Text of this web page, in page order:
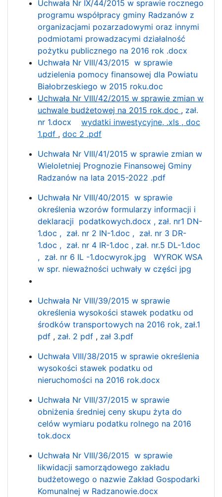
Uchwała Nr IX/44/2015 w sprawie rocznego
programu współpracy gminy Radzanów z
organizacjami pozarzadowymi oraz innymi
podmiotami prowadzacymi działalność
pożytku publicznego na 2016 rok .docx
Uchwała Nr VIII/43/2015 w sprawie
udzielenia pomocy finansowej dla Powiatu
Białobrzeskiego w 2015 roku.doc
Uchwała Nr VIII/42/2015 w sprawie zmian w
uchwale budżetowej na 2015 rok.doc , zał.
nr 1.docx
wydatki inwestycyjne, .xls , doc
1.pdf , doc 2 .pdf
Uchwała Nr VIII/41/2015 w sprawie zmian w
Wieloletniej Prognozie Finansowej Gminy
Radzanów na lata 2015-2022 .pdf
Uchwała Nr VIII/40/2015 w sprawie
określenia wzorów formularzy informacji i
deklaracji podatkowych.docx , zał. nr1 DN-
1.doc , zał. nr 2 IN-1.doc , zał. nr 3 DR-
1.doc , zał. nr 4 IR-1.doc , zał. nr.5 DL-1.doc
, zał. nr 6 IL -1.docwyrok.jpg
WYROK WSA
w spr. nieważności uchwały w części jpg
Uchwała Nr VIII/39/2015 w sprawie
określenia wysokości stawek podatku od
środków transportowych na 2016 rok, zał.1
pdf , zał. 2 pdf , zał 3.pdf
Uchwała VIII/38/2015 w sprawie określenia
wysokości stawek podatku od
nieruchomości na 2016 rok.docx
Uchwała Nr VIII/37/2015 w sprawie
obniżenia średniej ceny skupu żyta do
celów wymiaru podatku rolnego na 2016
tok.docx
Uchwała Nr VIII/36/2015 w sprawie
likwidacji samorządowego zakładu
budżetowego o nazwie Zakład Gospodarki
Komunalnej w Radzanowie.docx